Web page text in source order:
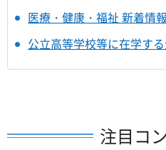
医療・健康・福祉 新着情
公立高等学校等に在学す
注目コ